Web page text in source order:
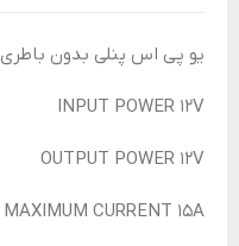
یو پی اس پنلی بدون باطری 12 ولت آمپر
INPUT POWER 12V
OUTPUT POWER 12V
MAXIMUM CURRENT 15A